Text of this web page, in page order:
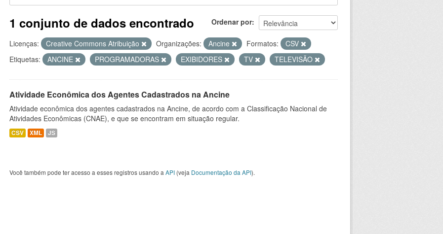
Ordenar por
1 conjunto de dados encontrado
Licenças: Creative Commons Atribuição Organizações: Ancine Formatos:
CSV
Etiquetas:
ANCINE PROGRAMADORAS EXIBIDORES TV TELEVISÃO
Atividade Econômica dos Agentes Cadastrados na Ancine
Atividade econômica dos agentes cadastrados na Ancine, de acordo com a Classificação Nacional de
Atividades Econômicas (CNAE), e que se encontram em situação regular.
CSV XML JS
Você também pode ter acesso a esses registros usando a API (veja Documentação da API).